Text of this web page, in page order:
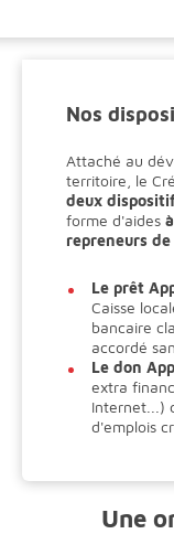
Nos
Attaché au
territoire, le
deux
forme d'aides
repreneurs
Le prêt
Caisse
bancaire
accordé
Le don
extra
Internet...)
d'emplois
Une